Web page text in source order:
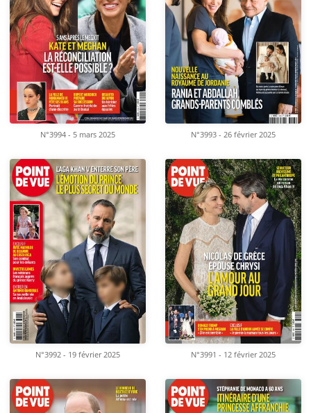
N°3994 - 5 mars 2025 N°3993 - 26 février 2025
N°3992 - 19 février 2025 N°3991 - 12 février 2025